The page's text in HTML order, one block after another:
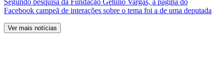
Facebook campeã de interações sobre o tema foi a de uma deputada
Ver mais notícias